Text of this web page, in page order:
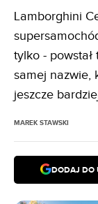
Lamborghini
tylko -
samej nazwie,
jeszcze
MAREK STAWSKI
DODAJ DO